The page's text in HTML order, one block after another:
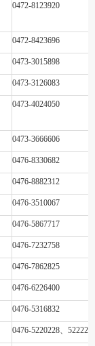
0472-8123920
0472-8423696
0473-3015898
0473-3126083
0473-4024050
0473-3666606
0476-8330682
0476-8882312
0476-3510067
0476-5867717
0476-7232758
0476-7862825
0476-6226400
0476-5316832
0476-5220228、